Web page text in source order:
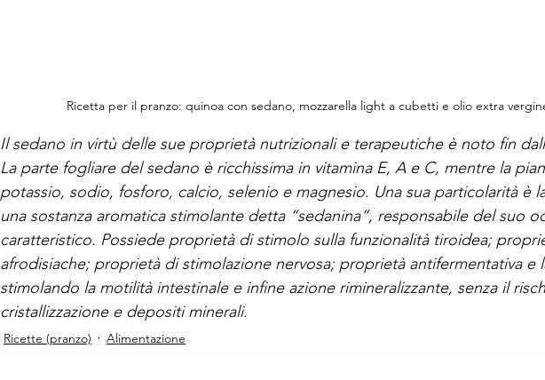
Ricetta per il pranzo: quinoa con sedano, mozzarella light a cubetti e olio extra
Il sedano in virtù delle sue proprietà nutrizionali e terapeutiche è noto fin
La parte fogliare del sedano è ricchissima in vitamina E, A e C, mentre la
potassio, sodio, fosforo, calcio, selenio e magnesio. Una sua particolarità è
una sostanza aromatica stimolante detta “sedanina”, responsabile del suo
caratteristico. Possiede proprietà di stimolo sulla funzionalità tiroidea;
afrodisiache; proprietà di stimolazione nervosa; proprietà antifermentativa e
stimolando la motilità intestinale e infine azione rimineralizzante, senza il
cristallizzazione e depositi minerali.
Ricette (pranzo) Alimentazione